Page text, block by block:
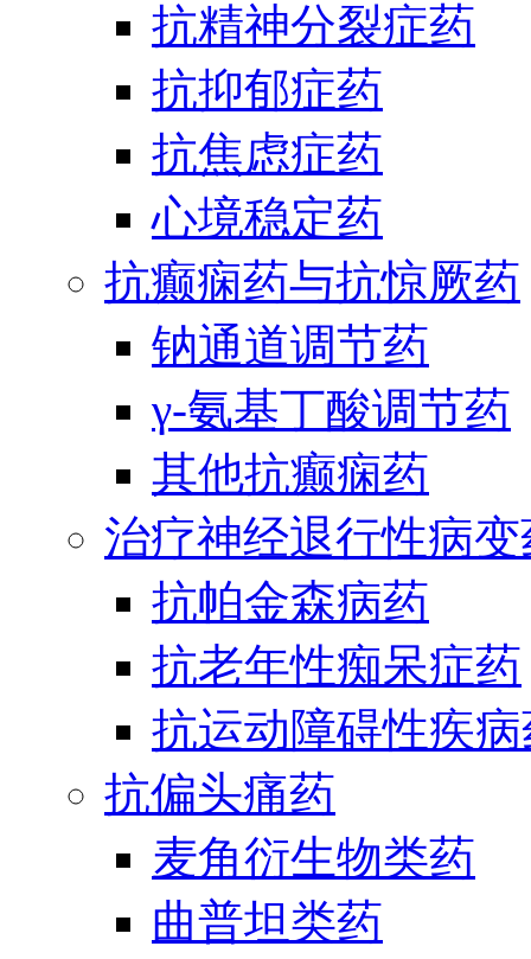
抗精神分裂症药
抗抑郁症药
抗焦虑症药
心境稳定药
抗癫痫药与抗惊厥药
钠通道调节药
γ-氨基丁酸调节药
其他抗癫痫药
治疗神经退行性病
抗帕金森病药
抗老年性痴呆症药
抗运动障碍性疾
抗偏头痛药
麦角衍生物类药
曲普坦类药